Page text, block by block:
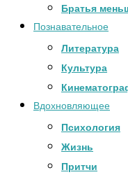
Братья
Познавательное
Литература
Культура
Вдохновляющее
Психология
Жизнь
Притчи